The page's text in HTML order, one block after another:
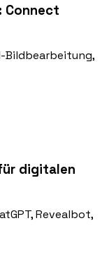
Connect
Bildbearbeitung,
digitalen
Revealbot,